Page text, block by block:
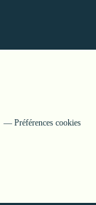
Préférences cookies